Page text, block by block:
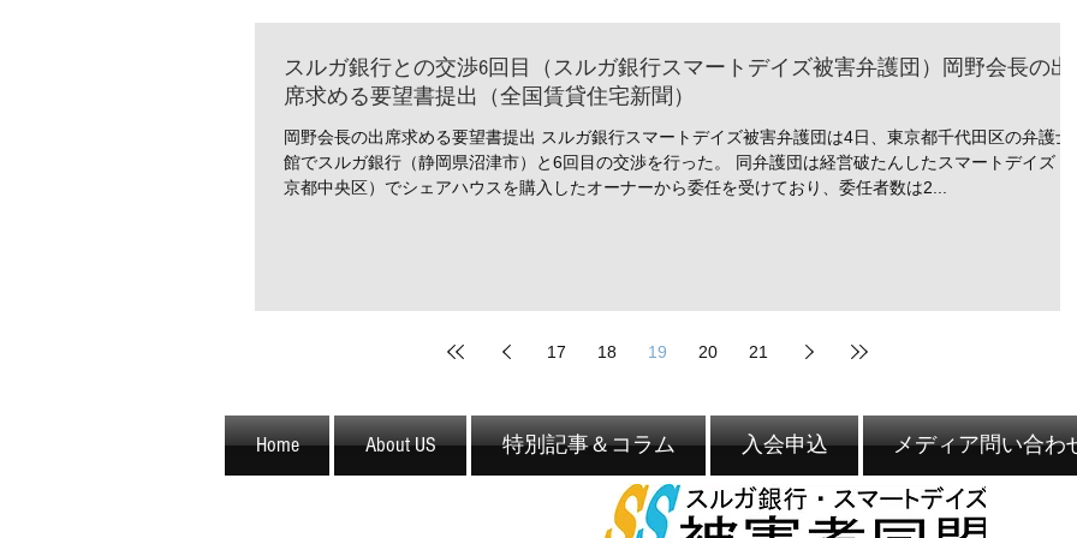
スルガ銀行との交渉6回目（スルガ銀行スマートデイズ被害弁護団）岡野会長の出
席求める要望書提出（全国賃貸住宅新聞）
岡野会長の出席求める要望書提出 スルガ銀行スマートデイズ被害弁護団は4日、東京都千代田区の弁護士
館でスルガ銀行（静岡県沼津市）と6回目の交渉を行った。 同弁護団は経営破たんしたスマートデイズ（
京都中央区）でシェアハウスを購入したオーナーから委任を受けており、委任者数は2...
17 18 19 20 21
Home About US 特別記事＆コラム 入会申込 メディア問い合わ